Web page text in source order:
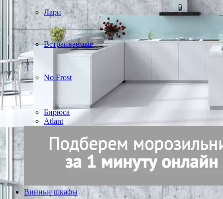
Лари
Встраиваемые
No Frost
Бирюса
Atlant
Винные шкафы